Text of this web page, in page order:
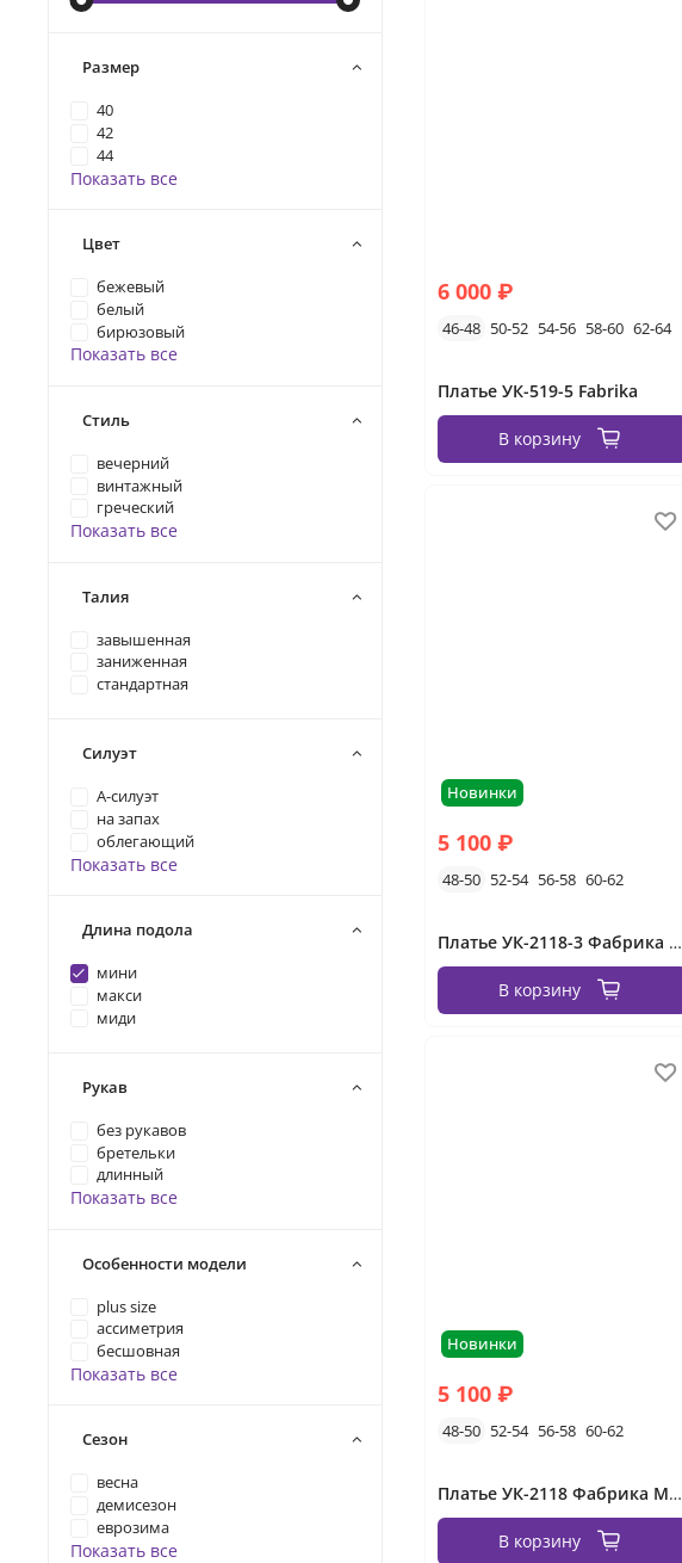
6 000 ₽
46-48 50-52 54-56 58-60 62-64
Платье УК-519-5 Fabrika
В корзину
Новинки
5 100 ₽
48-50 52-54 56-58 60-62
Платье УК-2118-3 Фабрика Моды
В корзину
Новинки
5 100 ₽
48-50 52-54 56-58 60-62
Платье УК-2118 Фабрика Моды
В корзину
Размер
40
42
44
Показать все
Цвет
бежевый
белый
бирюзовый
Показать все
Стиль
вечерний
винтажный
греческий
Показать все
Талия
завышенная
заниженная
стандартная
Силуэт
А-силуэт
на запах
облегающий
Показать все
Длина подола
мини
макси
миди
Рукав
без рукавов
бретельки
длинный
Показать все
Особенности модели
plus size
ассиметрия
бесшовная
Показать все
Сезон
весна
демисезон
еврозима
Показать все